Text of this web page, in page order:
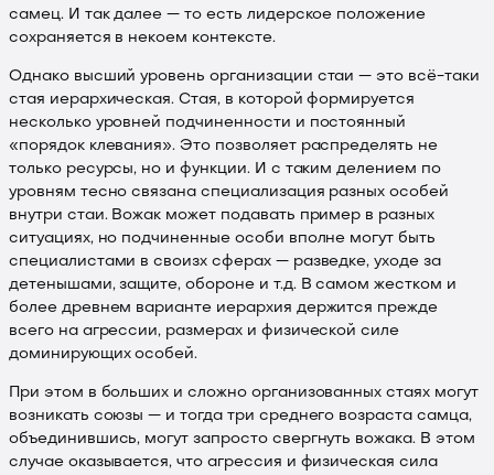
самец. И так далее — то есть лидерское положение
сохраняется в некоем контексте.
Однако высший уровень организации стаи — это всё-таки
стая иерархическая. Стая, в которой формируется
несколько уровней подчиненности и постоянный
«порядок клевания». Это позволяет распределять не
только ресурсы, но и функции. И с таким делением по
уровням тесно связана специализация разных особей
внутри стаи. Вожак может подавать пример в разных
ситуациях, но подчиненные особи вполне могут быть
специалистами в своизх сферах — разведке, уходе за
детенышами, защите, обороне и т.д. В самом жестком и
более древнем варианте иерархия держится прежде
всего на агрессии, размерах и физической силе
доминирующих особей.
При этом в больших и сложно организованных стаях могут
возникать союзы — и тогда три среднего возраста самца,
объединившись, могут запросто свергнуть вожака. В этом
случае оказывается, что агрессия и физическая сила